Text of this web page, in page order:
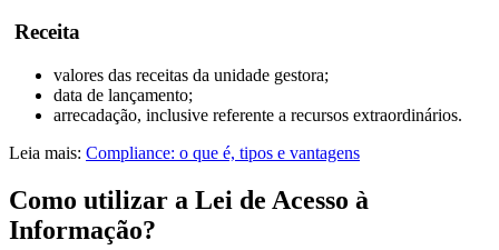
Receita
valores das receitas da unidade gestora;
data de lançamento;
arrecadação, inclusive referente a recursos extraordinários.
Leia mais: Compliance: o que é, tipos e vantagens
Como utilizar a Lei de Acesso à
Informação?